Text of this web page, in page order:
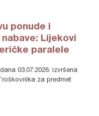
ponude i
Lijekovi
paralele
za predmet